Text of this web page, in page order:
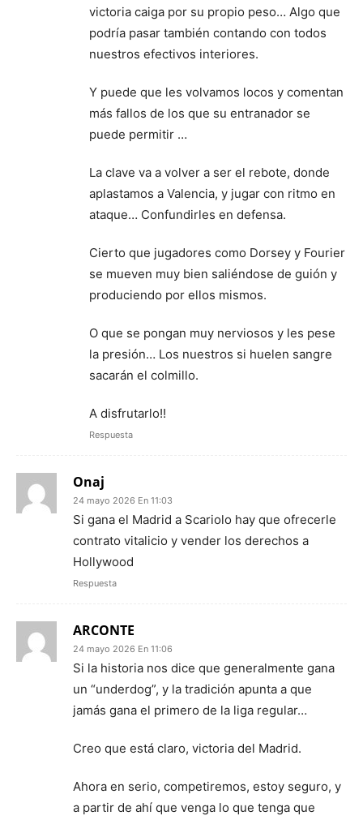
victoria caiga por su propio peso… Algo que
podría pasar también contando con todos
nuestros efectivos interiores.
Y puede que les volvamos locos y comentan
más fallos de los que su entranador se
puede permitir …
La clave va a volver a ser el rebote, donde
aplastamos a Valencia, y jugar con ritmo en
ataque… Confundirles en defensa.
Cierto que jugadores como Dorsey y Fourier
se mueven muy bien saliéndose de guión y
produciendo por ellos mismos.
O que se pongan muy nerviosos y les pese
la presión… Los nuestros si huelen sangre
sacarán el colmillo.
A disfrutarlo!!
Respuesta
Onaj
24 mayo 2026 En 11:03
Si gana el Madrid a Scariolo hay que ofrecerle
contrato vitalicio y vender los derechos a
Hollywood
Respuesta
ARCONTE
24 mayo 2026 En 11:06
Si la historia nos dice que generalmente gana
un “underdog”, y la tradición apunta a que
jamás gana el primero de la liga regular…
Creo que está claro, victoria del Madrid.
Ahora en serio, competiremos, estoy seguro, y
a partir de ahí que venga lo que tenga que